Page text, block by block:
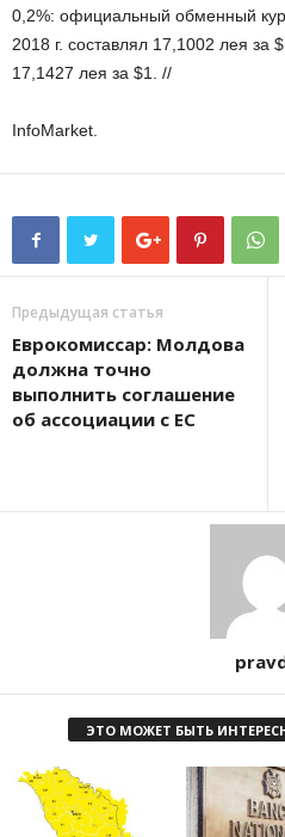
0,2%: официальный обменный
2018 г. составлял 17,1002 лея за
17,1427 лея за $1. //
InfoMarket.
Предыдущая статья
Еврокомиссар: Молдова
должна точно
выполнить соглашение
об ассоциации с ЕС
ЭТО МОЖЕТ БЫТЬ